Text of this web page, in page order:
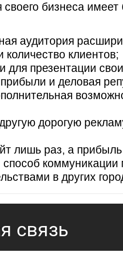
бизнеса
аудитория
количество клиентов;
для презентации
и деловая
дорогую
лишь раз, а
коммуникации
в других
связь